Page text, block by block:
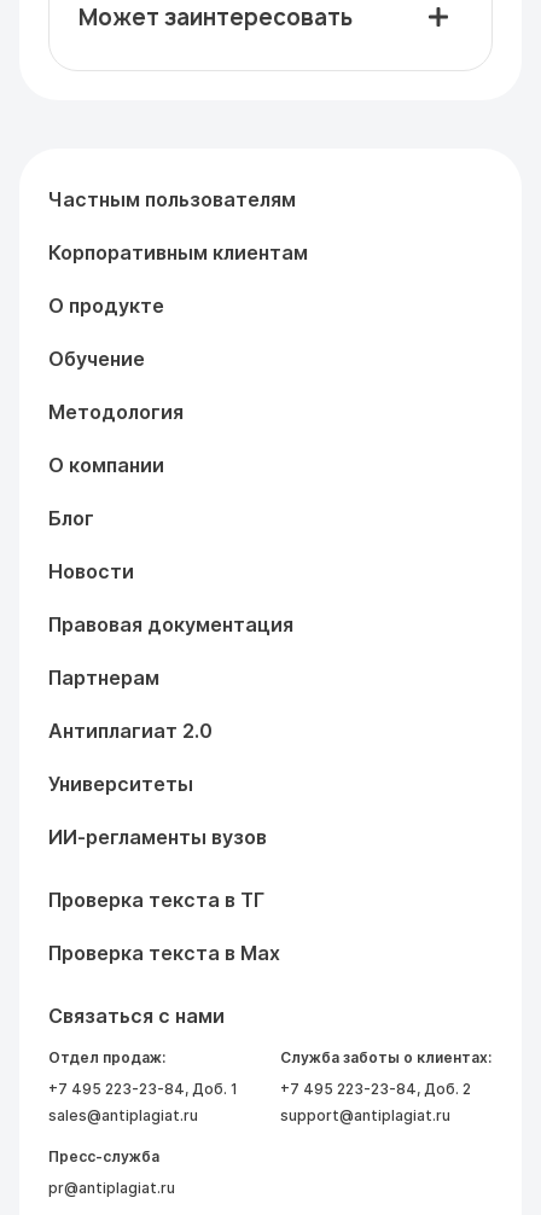
Может заинтересовать
Частным пользователям
Корпоративным клиентам
О продукте
Обучение
Методология
О компании
Блог
Новости
Правовая документация
Партнерам
Антиплагиат 2.0
Университеты
ИИ-регламенты вузов
Проверка текста в ТГ
Проверка текста в Max
Связаться с нами
Отдел продаж:
+7 495 223-23-84, Доб. 1
sales@antiplagiat.ru
Служба заботы о клиентах:
+7 495 223-23-84, Доб. 2
support@antiplagiat.ru
Пресс-служба
pr@antiplagiat.ru